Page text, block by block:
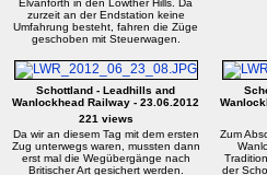
Elvanforth in den Lowther Hills. Da
zurzeit an der Endstation keine
Umfahrung besteht, fahren die Züge
geschoben mit Steuerwagen.
Schottland - Leadhills and
Wanlockhead Railway - 23.06.2012
221 views
Da wir an diesem Tag mit dem ersten
Zug unterwegs waren, mussten dann
erst mal die Wegübergänge nach
Britischer Art gesichert werden.
Zum
der